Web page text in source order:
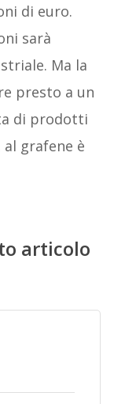
di euro.
sarà
Ma la
presto a un
di prodotti
al grafene è
articolo